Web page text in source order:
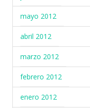
mayo 2012
abril 2012
marzo 2012
febrero 2012
enero 2012